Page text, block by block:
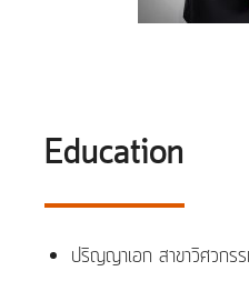
Education
ปริญญาเอก สาขาวิศวกรร